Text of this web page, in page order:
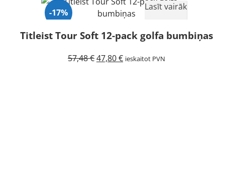
-17%
Lasīt vairāk
Titleist Tour Soft 12-pack golfa bumbiņas
57,48€Original
47,80€Current
ieskaitot PVN